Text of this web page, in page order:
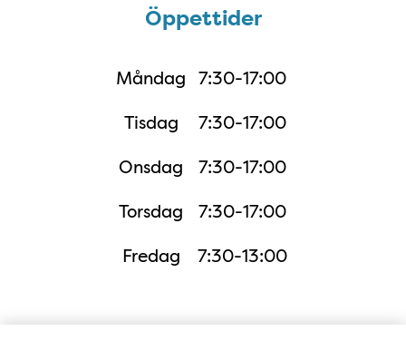
Öppettider
Måndag 7:30-17:00
Tisdag
7:30-17:00
Onsdag
7:30-17:00
Torsdag
7:30-17:00
Fredag
7:30-13:00
Karta